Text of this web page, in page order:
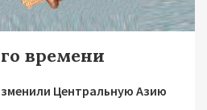
времени
Центральную Азию